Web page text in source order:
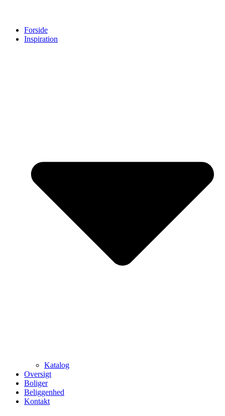
Forside
Inspiration
Katalog
Oversigt
Boliger
Beliggenhed
Kontakt